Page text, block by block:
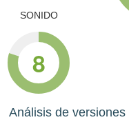
SONIDO
8
Análisis de versiones